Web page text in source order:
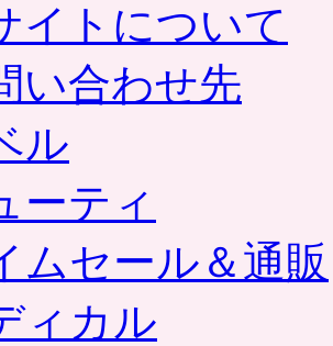
イトについて
い合わせ先
ル
ーティ
ムセール＆通販
ィカル